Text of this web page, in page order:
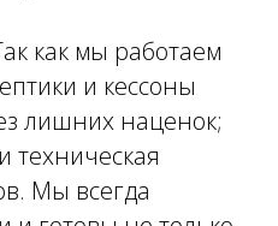
как мы работаем
и кессоны
лишних наценок;
Мы всегда